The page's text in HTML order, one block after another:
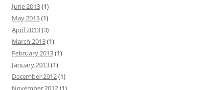
June 2013(1)
May 2013(1)
April 2013(3)
March 2013(1)
February 2013(1)
January 2013(1)
December 2012(1)